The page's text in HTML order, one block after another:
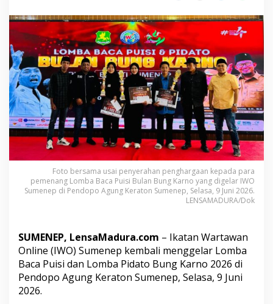
p
K
e
m
b
a
G
a
r
L
o
m
b
c
P
u
i
Foto bersama usai penyerahan penghargaan kepada para
pemenang Lomba Baca Puisi Bulan Bung Karno yang digelar IWO
Sumenep di Pendopo Agung Keraton Sumenep, Selasa, 9 Juni 2026.
LENSAMADURA/Dok
SUMENEP, LensaMadura.com – Ikatan Wartawan
Online (IWO) Sumenep kembali menggelar Lomba
Baca Puisi dan Lomba Pidato Bung Karno 2026 di
Pendopo Agung Keraton Sumenep, Selasa, 9 Juni
2026.